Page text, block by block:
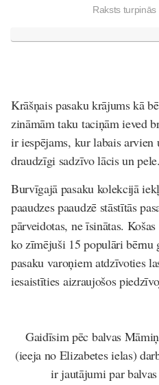
Raksts
Krāšņais pasaku krājums kā
zināmām taku taciņām ieved
ir iespējams, kur labais arvien
draudzīgi sadzīvo lācis un pele.
Burvīgajā pasaku kolekcijā
paaudzes paaudzē stāstītās
pārveidotas, ne īsinātas.
ko zīmējuši 15 populāri
pasaku varoņiem atdzīvoties
iesaistīties aizraujošos
Gaidīsim pēc balvas
(ieeja no Elizabetes ielas)
ir jautājumi par